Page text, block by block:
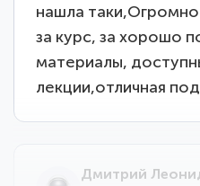
нашла
за курс, за хорошо
материалы,
лекции,отличная
Дмитрий